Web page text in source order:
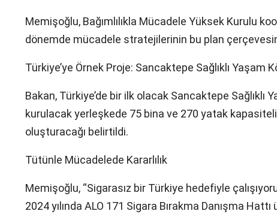
Memişoğlu, Bağımlılıkla Mücadele Yüksek Kurulu
dönemde mücadele stratejilerinin bu plan
Türkiye’ye Örnek Proje: Sancaktepe Sağlıklı Yaşam
Bakan, Türkiye’de bir ilk olacak Sancaktepe
kurulacak yerleşkede 75 bina ve 270 yatak
oluşturacağı belirtildi.
Tütünle Mücadelede Kararlılık
Memişoğlu, “Sigarasız bir Türkiye hedefiyle
2024 yılında ALO 171 Sigara Bırakma Danışma